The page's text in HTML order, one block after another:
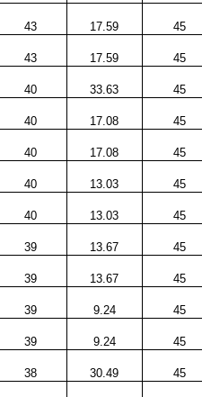
43 17.59 45
43 17.59 45
40 33.63 45
40 17.08 45
40 17.08 45
40 13.03 45
40 13.03 45
39 13.67 45
39 13.67 45
39 9.24 45
39 9.24 45
38 30.49 45